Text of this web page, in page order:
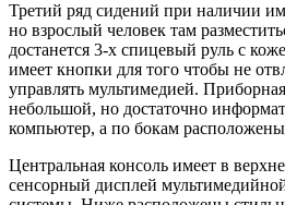
Третий ряд сидений при наличии
но взрослый человек там
достанется 3-х спицевый руль с
имеет кнопки для того чтобы не
управлять мультимедией.
небольшой, но достаточно
компьютер, а по бокам
Центральная консоль имеет в
сенсорный дисплей